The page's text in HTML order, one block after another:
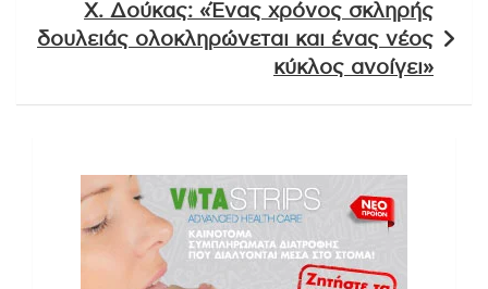
Χ. Δούκας: «Ένας χρόνος σκληρής
δουλειάς ολοκληρώνεται και ένας νέος
κύκλος ανοίγει»